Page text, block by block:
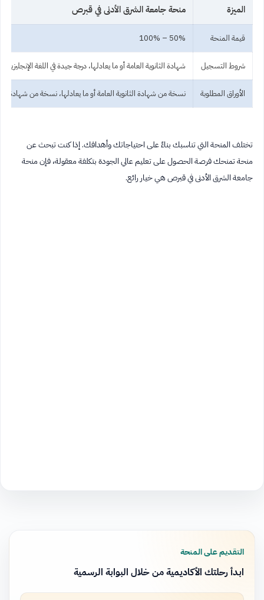
الميزة منحة جامعة الشرق الأدنى في قبرص
قيمة المنحة 50% – 100%
شروط التسجيل شهادة الثانوية العامة أو ما يعادلها، درجة جيدة في اللغة
الأوراق المطلوبة نسخة من شهادة الثانوية العامة أو ما يعادلها، نسخة من شهادة
تختلف المنحة التي تناسبك بناءً على احتياجاتك وأهدافك. إذا كنت تبحث عن
منحة تمنحك فرصة الحصول على تعليم عالي الجودة بتكلفة معقولة، فإن منحة
جامعة الشرق الأدنى في قبرص هي خيار رائع.
التقديم على المنحة
ابدأ رحلتك الأكاديمية من خلال البوابة الرسمية